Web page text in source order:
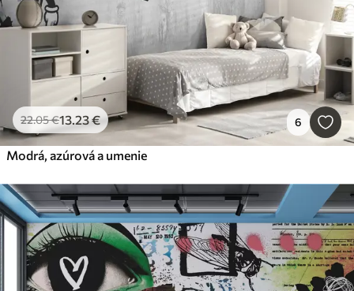
22.05€13.23€ 6
Modrá, azúrová a umenie